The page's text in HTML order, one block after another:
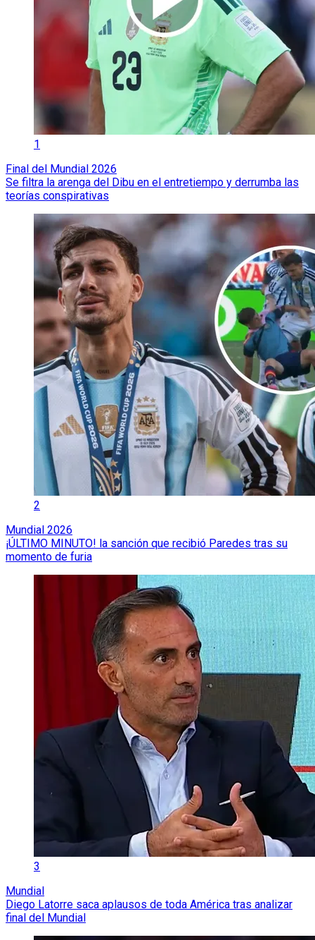
1
Final del Mundial 2026
Se filtra la arenga del Dibu en el entretiempo y derrumba las
teorías conspirativas
2
Mundial 2026
¡ÚLTIMO MINUTO! la sanción que recibió Paredes tras su
momento de furia
3
Mundial
Diego Latorre saca aplausos de toda América tras analizar
final del Mundial